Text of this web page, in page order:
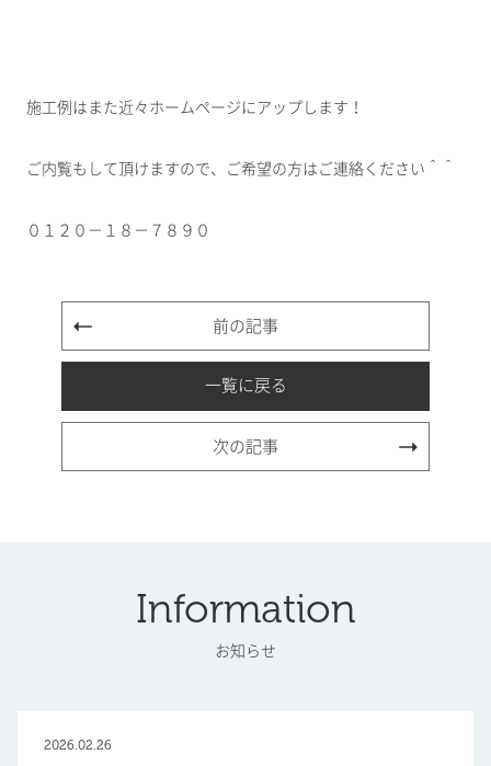
施工例はまた近々ホームページにアップします！
ご内覧もして頂けますので、ご希望の方はご連絡ください＾＾
０１２０－１８－７８９０
前の記事
一覧に戻る
次の記事
Information
お知らせ
2026.02.26